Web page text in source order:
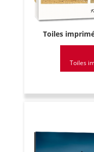
Toiles
Toiles